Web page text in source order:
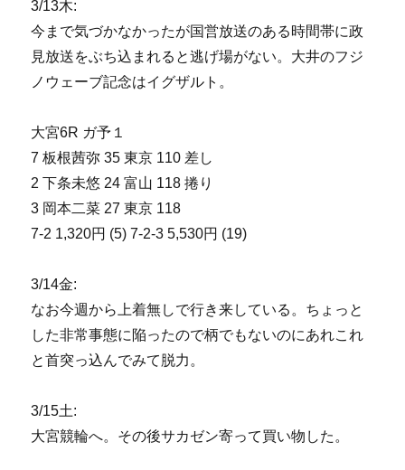
3/13木:
今まで気づかなかったが国営放送のある時間帯に政
見放送をぶち込まれると逃げ場がない。大井のフジ
ノウェーブ記念はイグザルト。
大宮6R ガ予１
7 板根茜弥 35 東京 110 差し
2 下条未悠 24 富山 118 捲り
3 岡本二菜 27 東京 118
7-2 1,320円 (5) 7-2-3 5,530円 (19)
3/14金:
なお今週から上着無しで行き来している。ちょっと
した非常事態に陥ったので柄でもないのにあれこれ
と首突っ込んでみて脱力。
3/15土:
大宮競輪へ。その後サカゼン寄って買い物した。